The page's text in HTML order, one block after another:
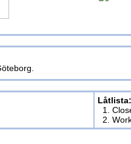
Låtlista:
1.
2.